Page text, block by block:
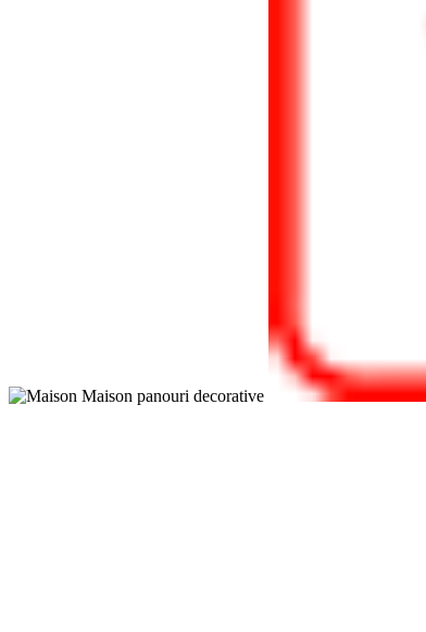
Maison panouri decorative